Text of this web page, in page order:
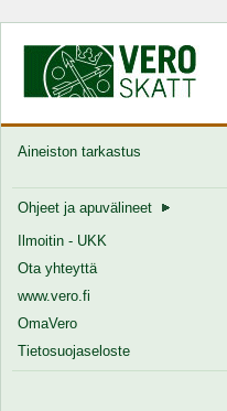
Aineiston tarkastus
Ohjeet ja apuvälineet
Ilmoitin - UKK
Ota yhteyttä
www.vero.fi
OmaVero
Tietosuojaseloste